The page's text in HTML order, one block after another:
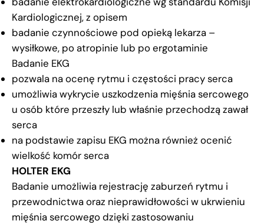
Kardiologicznej, z opisem
badanie czynnościowe pod opieką lekarza –
wysiłkowe, po atropinie lub po ergotaminie
Badanie EKG
pozwala na ocenę rytmu i częstości pracy serca
umożliwia wykrycie uszkodzenia mięśnia sercowego
u osób które przeszły lub właśnie przechodzą zawał
serca
na podstawie zapisu EKG można również ocenić
wielkość komór serca
HOLTER EKG
Badanie umożliwia rejestrację zaburzeń rytmu i
przewodnictwa oraz nieprawidłowości w ukrwieniu
mięśnia sercowego dzięki zastosowaniu